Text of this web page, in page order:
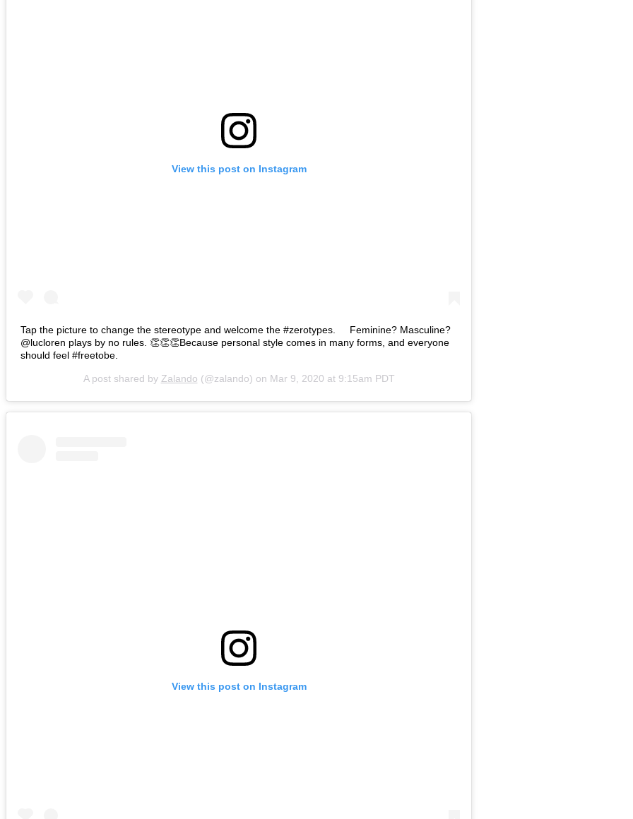
View this post on Instagram
Tap the picture to change the stereotype and welcome the #zerotypes. ⁠ ⁠ ⁠ ⁠ Feminine? Masculine?
@lucloren plays by no rules. 👏👏👏Because personal style comes in many forms, and everyone
should feel #freetobe.
A post shared by Zalando (@zalando) on Mar 9, 2020 at 9:15am PDT
View this post on Instagram